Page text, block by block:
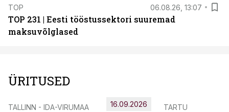
TOP 06.08.26, 13:07
TOP 231 | Eesti tööstussektori suuremad
maksuvõlglased
ÜRITUSED
TALLINN - IDA-VIRUMAA 16.09.2026 TARTU